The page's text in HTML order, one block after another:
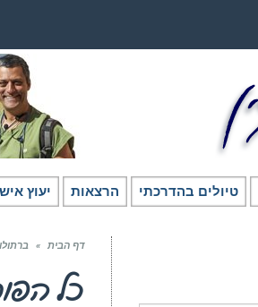
טיולים בהדרכתי הרצאות יעוץ
דף הבית »
כל